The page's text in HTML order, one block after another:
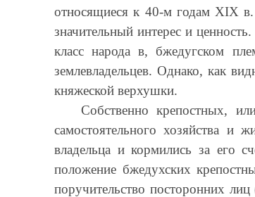
относящиеся к 40-м годам XIX
значительный интерес и
класс народа в, бжедугском
землевладельцев. Однако, как
княжеской верхушки.
Собственно крепостных,
самостоятельного хозяйства и
владельца и кормились за его
положение бжедухских
поручительство посторонних